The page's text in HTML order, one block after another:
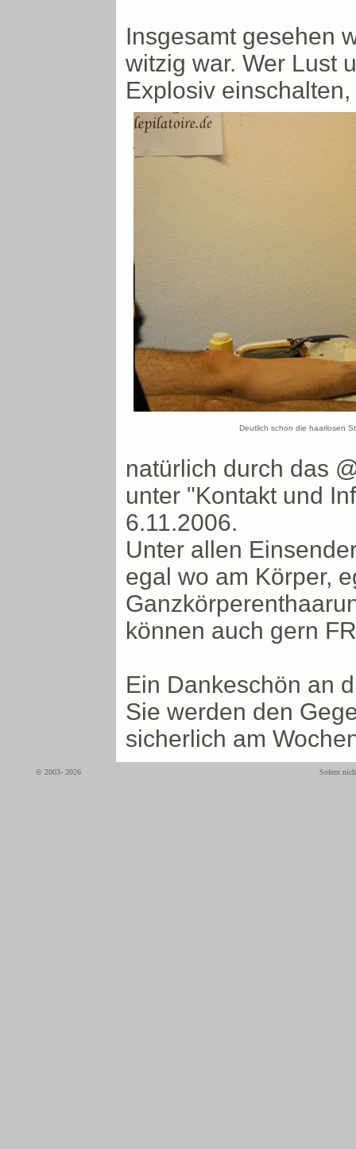
Insgesamt gesehen
witzig war. Wer Lust
Explosiv
Deutlich schon die haarlosen
natürlich durch das
unter "Kontakt und
6.11.2006.
Unter allen
egal wo am Körper,
können auch gern
Ein Dankeschön an
Sie werden den
sicherlich am
© 2003- 2026 Sofern